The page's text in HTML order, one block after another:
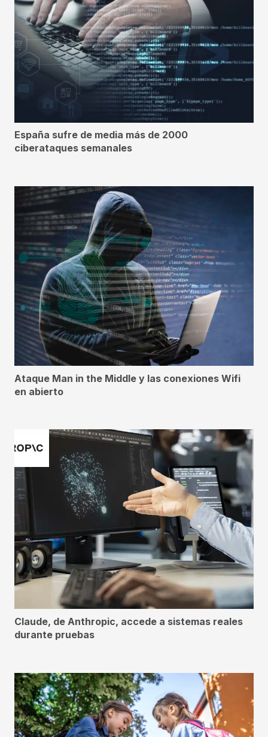
España sufre de media más de 2000
ciberataques semanales
Ataque Man in the Middle y las conexiones Wifi
en abierto
Claude, de Anthropic, accede a sistemas reales
durante pruebas